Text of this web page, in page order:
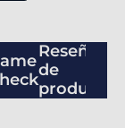
Reseñas
de
productos